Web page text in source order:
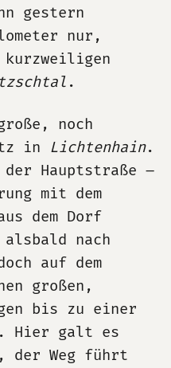
gestern
nur,
kurzweiligen
.
noch
in Lichtenhain.
Hauptstraße –
mit dem
dem Dorf
nach
auf dem
großen,
bis zu einer
Hier galt es
der Weg führt